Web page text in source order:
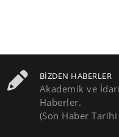
BIZDEN HABERLER
Akademik ve
Haberler.
(Son Haber